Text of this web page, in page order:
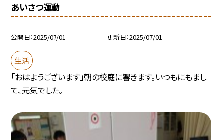
あいさつ運動
公開日 2025/07/01 更新日 2025/07/01
生活
「おはようございます」朝の校庭に響きます。いつもにもまし
て、元気でした。